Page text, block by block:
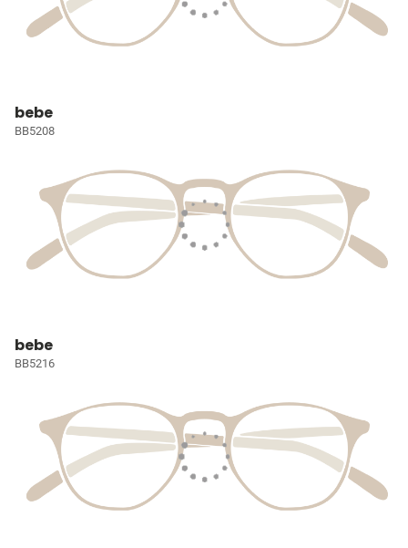
bebe
BB5208
bebe
BB5216